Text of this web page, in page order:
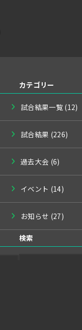
カテゴリー
試合結果一覧 (12)
試合結果 (226)
過去大会 (6)
イベント (14)
お知らせ (27)
検索